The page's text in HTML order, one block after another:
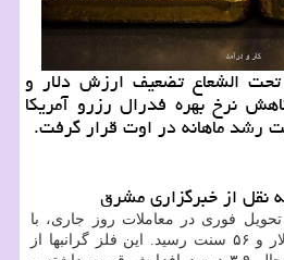
الشعاع تضعیف ارزش دلار و
نرخ بهره فدرال رزرو آمریکا
رشد ماهانه در اوت قرار گرفت.
نقل از خبرگزاری مشرق
فوری در معاملات روز جاری، با
اندکی افزایش، به ۳۴۱۲ دلار و ۵۶ سنت رسید. این فلز گرانبها از